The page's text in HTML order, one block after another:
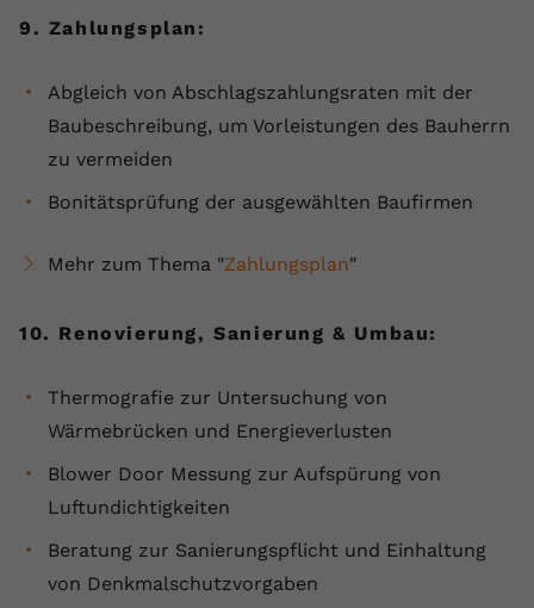
9. Zahlungsplan:
Abgleich von Abschlagszahlungsraten mit der
Baubeschreibung, um Vorleistungen des Bauherrn
zu vermeiden
Bonitätsprüfung der ausgewählten Baufirmen
Mehr zum Thema "Zahlungsplan"
10. Renovierung, Sanierung & Umbau:
Thermografie zur Untersuchung von
Wärmebrücken und Energieverlusten
Blower Door Messung zur Aufspürung von
Luftundichtigkeiten
Beratung zur Sanierungspflicht und Einhaltung
von Denkmalschutzvorgaben